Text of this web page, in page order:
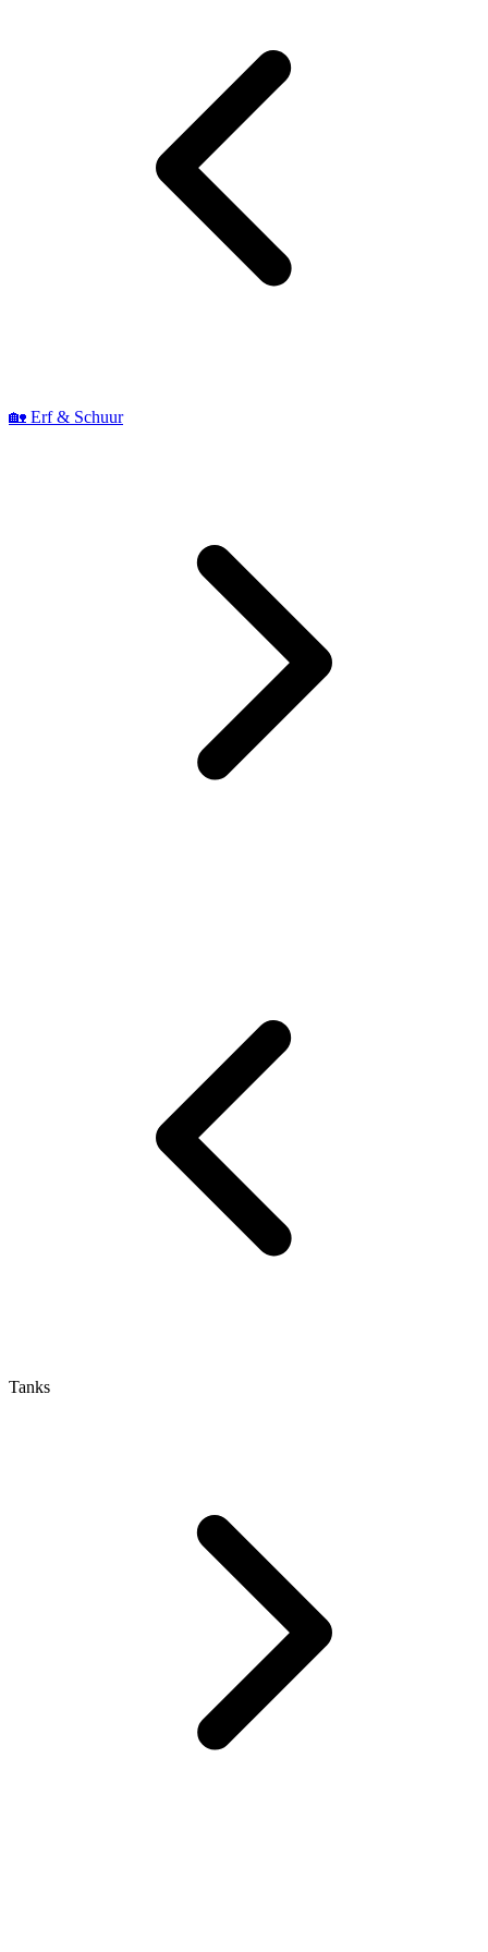
🏡 Erf & Schuur
Tanks